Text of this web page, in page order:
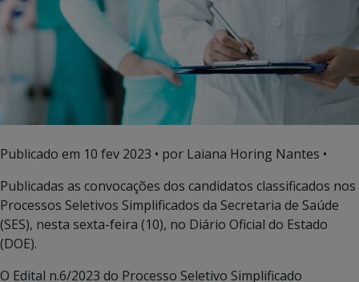
Publicado em 10 fev 2023 • por Laiana Horing Nantes •
Publicadas as convocações dos candidatos classificados nos
Processos Seletivos Simplificados da Secretaria de Saúde
(SES), nesta sexta-feira (10), no Diário Oficial do Estado
(DOE).
O Edital n.6/2023 do Processo Seletivo Simplificado